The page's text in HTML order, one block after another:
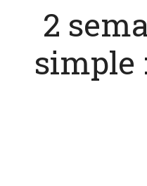
2
simple